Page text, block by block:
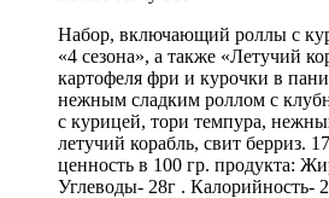
Набор, включающий роллы с
«4 сезона», а также «Летучий
картофеля фри и курочки в
нежным сладким роллом с
с курицей, тори темпура,
летучий корабль, свит берриз.
ценность в 100 гр. продукта:
Углеводы- 28г . Калорийность-